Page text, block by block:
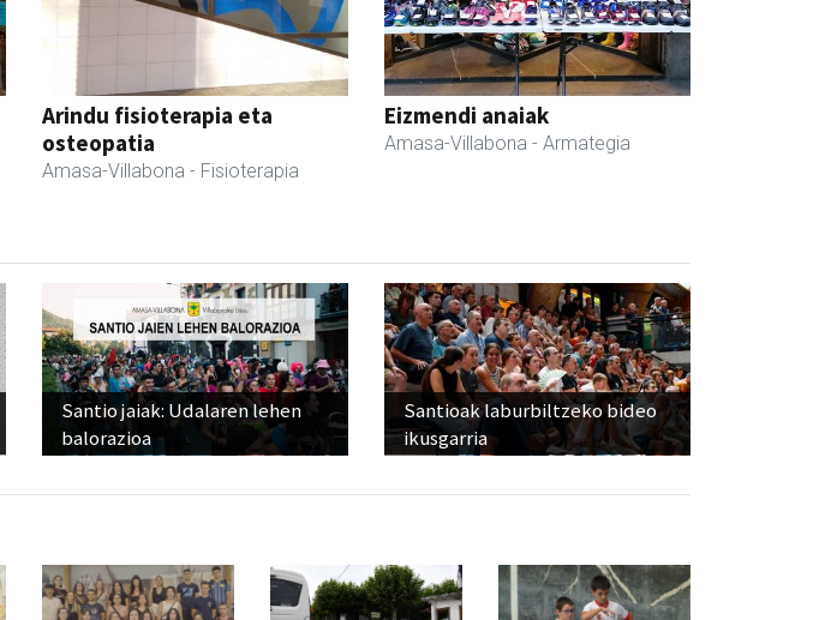
Arindu fisioterapia eta
osteopatia
Amasa-Villabona - Fisioterapia
Eizmendi anaiak
Amasa-Villabona - Armategia
Santio jaiak: Udalaren lehen
balorazioa
Santioak laburbiltzeko bideo
ikusgarria